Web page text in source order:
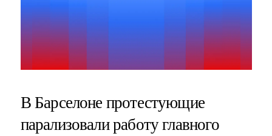
В Барселоне протестующие
парализовали работу главного